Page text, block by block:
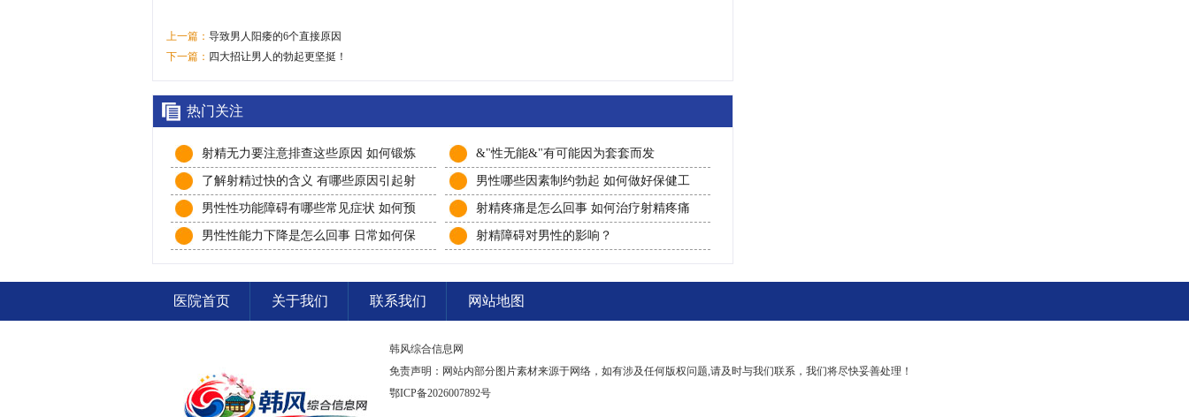
上一篇： 导致男人阳痿的6个直接原因
下一篇： 四大招让男人的勃起更坚挺！
热门关注
射精无力要注意排查这些原因 如何锻炼
告别射精无力
&"性无能&"有可能因为套套而发
了解射精过快的含义 有哪些原因引起射
精过快
男性哪些因素制约勃起 如何做好保健工
作
男性性功能障碍有哪些常见症状 如何预
防射精障碍
射精疼痛是怎么回事 如何治疗射精疼痛
男性性能力下降是怎么回事 日常如何保
持性能力
射精障碍对男性的影响？
医院首页 关于我们 联系我们 网站地图
韩风综合信息网
免责声明：网站内部分图片素材来源于网络，如有涉及任何版权问题,请及时与我们联系，我们将尽快妥善处理！
鄂ICP备2026007892号